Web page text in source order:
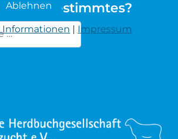
etwas bestimmtes?
Ablehnen
Informationen | Impressum
Heidschnucke